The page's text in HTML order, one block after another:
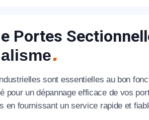
Portes
sont essentielles au bon
pour un dépannage efficace de vos
en fournissant un service rapide et